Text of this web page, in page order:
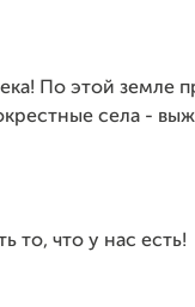
По этой земле
села -
то, что у нас есть!